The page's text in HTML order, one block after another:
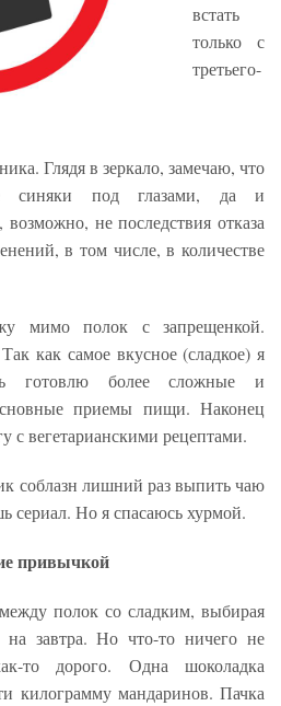
встать
только с
третьего-
Глядя в зеркало, замечаю, что
синяки под глазами, да и
не последствия отказа
в том числе, в количестве
мимо полок с запрещенкой.
как самое вкусное (сладкое) я
готовлю более сложные и
приемы пищи. Наконец
с вегетарианскими рецептами.
соблазн лишний раз выпить чаю
сериал. Но я спасаюсь хурмой.
привычкой
полок со сладким, выбирая
на завтра. Но что-то ничего не
то дорого. Одна шоколадка
килограмму мандаринов. Пачка